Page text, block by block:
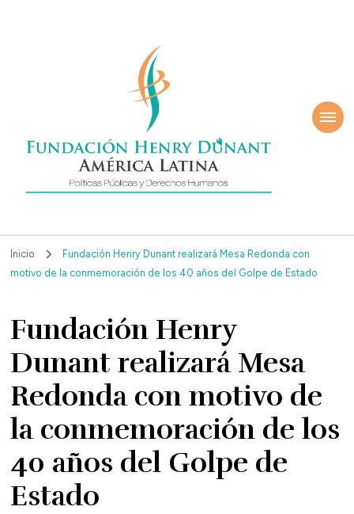
Henry
América Latina
Inicio
Fundación Henry Dunant realizará Mesa Redonda con
motivo de la conmemoración de los 40 años del Golpe de Estado
Fundación Henry
Dunant realizará Mesa
Redonda con motivo de
la conmemoración de los
40 años del Golpe de
Estado